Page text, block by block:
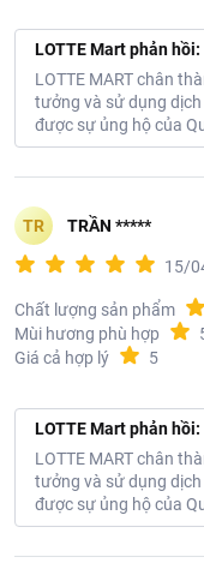
Tránh xịt vào thức
nhà trước khi nấu
Đối với kiến và gián:
dụng như tủ, bàn
Đối với ruồi và
vào không khí theo
giữ khoảng cách 1
xịt, ra khỏi phòng
mở cửa phòng cho
LOTTE Mart phản hồi:
LOTTE MART chân
tưởng và sử dụng dịch
được sự ủng hộ của
TR TRẦN *****
15/
Chất lượng sản phẩm
Mùi hương phù hợp
Giá cả hợp lý
5
LOTTE Mart phản hồi:
LOTTE MART chân
tưởng và sử dụng dịch
được sự ủng hộ của